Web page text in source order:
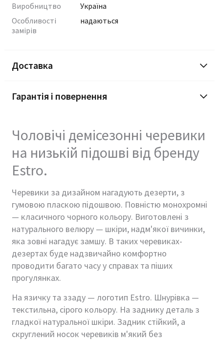
Виробництво
Україна
Особливості
замірів
надаються
Доставка
Гарантія і повернення
Чоловічі демісезонні черевики
на низькій підошві від бренду
Estro.
Черевики за дизайном нагадують дезерти, з
гумовою пласкою підошвою. Повністю монохромні
— класичного чорного кольору. Виготовлені з
натурального велюру — шкіри, надм'якої вичинки,
яка зовні нагадує замшу. В таких черевиках-
дезертах буде надзвичайно комфортно
проводити багато часу у справах та піших
прогулянках.
На язичку та ззаду — логотип Estro. Шнурівка —
текстильна, сірого кольору. На заднику деталь з
гладкої натуральної шкіри. Задник стійкий, а
скруглений носок черевиків м'який без